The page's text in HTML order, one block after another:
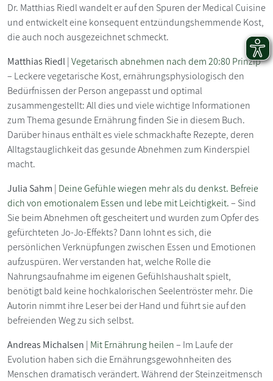
Dr. Matthias Riedl wandelt er auf den Spuren der Medical Cuisine
und entwickelt eine konsequent entzündungshemmende Kost,
die auch noch ausgezeichnet schmeckt.
Matthias Riedl|Vegetarisch abnehmen nach dem 20:80 Prinzip
– Leckere vegetarische Kost, ernährungsphysiologisch den
Bedürfnissen der Person angepasst und optimal
zusammengestellt: All dies und viele wichtige Informationen
zum Thema gesunde Ernährung finden Sie in diesem Buch.
Darüber hinaus enthält es viele schmackhafte Rezepte, deren
Alltagstauglichkeit das gesunde Abnehmen zum Kinderspiel
macht.
Julia Sahm | Deine Gefühle wiegen mehr als du denkst. Befreie
dich von emotionalem Essen und lebe mit Leichtigkeit.– Sind
Sie beim Abnehmen oft gescheitert und wurden zum Opfer des
gefürchteten Jo-Jo-Effekts? Dann lohnt es sich, die
persönlichen Verknüpfungen zwischen Essen und Emotionen
aufzuspüren. Wer verstanden hat, welche Rolle die
Nahrungsaufnahme im eigenen Gefühlshaushalt spielt,
benötigt bald keine hochkalorischen Seelentröster mehr. Die
Autorin nimmt ihre Leser bei der Hand und führt sie auf den
befreienden Weg zu sich selbst.
Andreas Michalsen | Mit Ernährung heilen– Im Laufe der
Evolution haben sich die Ernährungsgewohnheiten des
Menschen dramatisch verändert. Während der Steinzeitmensch